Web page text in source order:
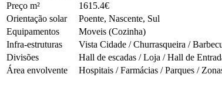
Preço m²
1615.4€
Orientação solar
Poente, Nascente, Sul
Equipamentos
Moveis (Cozinha)
Infra-estruturas
Vista Cidade / Churrasqueira /
Divisões
Hall de escadas / Loja / Hall de
Área envolvente
Hospitais / Farmácias / Parques /